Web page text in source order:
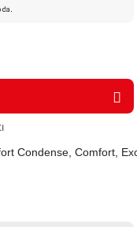
Condense, Comfort,